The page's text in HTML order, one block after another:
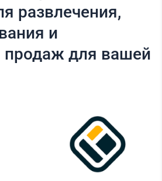
развлечения,
и
для вашей